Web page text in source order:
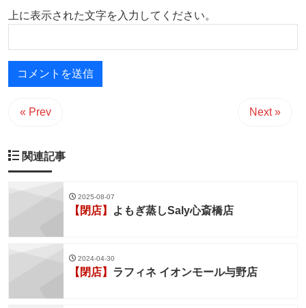
上に表示された文字を入力してください。
« Prev Next »
関連記事
2025-08-07
【閉店】 よもぎ蒸しSaly心斎橋店
2024-04-30
【閉店】 ラフィネ イオンモール与野店